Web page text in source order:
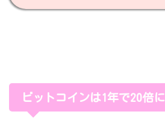
ビットコインは1年で20倍に